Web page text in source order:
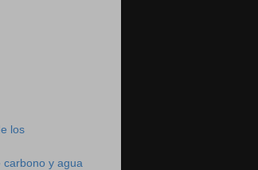
los
carbono y agua